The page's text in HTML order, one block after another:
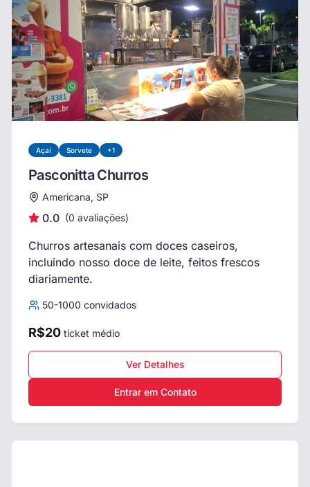
Açaí Sorvete +1
Pasconitta Churros
Americana, SP
0.0 (0 avaliações)
Churros artesanais com doces caseiros,
incluindo nosso doce de leite, feitos frescos
diariamente.
50-1000 convidados
R$20 ticket médio
Ver Detalhes
Entrar em Contato